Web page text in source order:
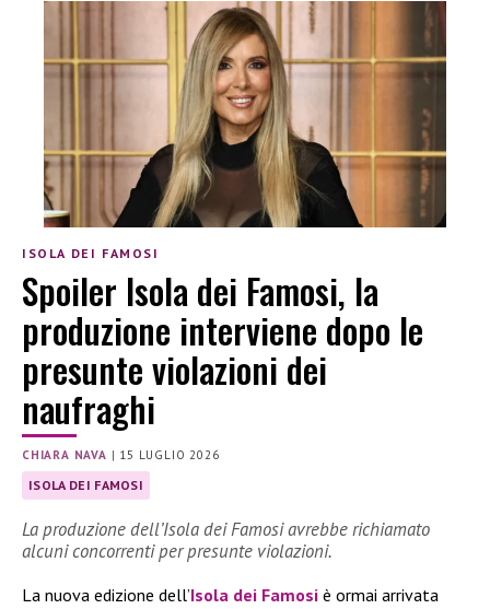
ISOLA DEI FAMOSI
Spoiler Isola dei Famosi, la
produzione interviene dopo le
presunte violazioni dei
naufraghi
CHIARA NAVA | 15 LUGLIO 2026
ISOLA DEI FAMOSI
La produzione dell’Isola dei Famosi avrebbe richiamato
alcuni concorrenti per presunte violazioni.
La nuova edizione dell’Isola dei Famosi è ormai arrivata